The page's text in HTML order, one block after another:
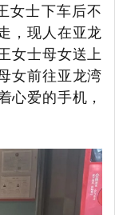
女士下车后不
，现人在亚龙
女士母女送上
女前往亚龙湾
心爱的手机，